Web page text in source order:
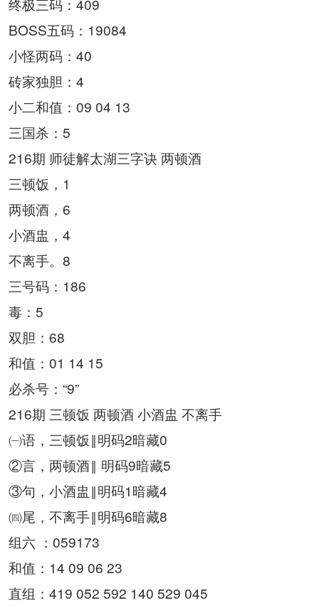
终极三码：409
BOSS五码：19084
小怪两码：40
砖家独胆：4
小二和值：09 04 13
三国杀：5
216期 师徒解太湖三字诀 两顿酒
三顿饭，1
两顿酒，6
小酒盅，4
不离手。8
三号码：186
毒：5
双胆：68
和值：01 14 15
必杀号：“9”
216期 三顿饭 两顿酒 小酒盅 不离手
㈠语，三顿饭‖明码2暗藏0
②言，两顿酒‖ 明码9暗藏5
③句，小酒盅‖明码1暗藏4
㈣尾，不离手‖明码6暗藏8
组六 ：059173
和值：14 09 06 23
直组：419 052 592 140 529 045